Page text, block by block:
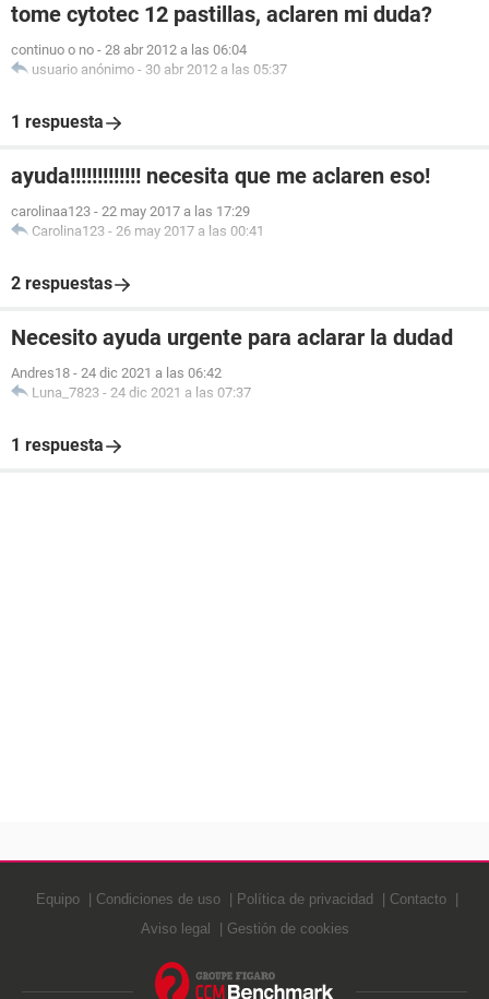
tome cytotec 12 pastillas, aclaren mi duda?
continuo o no - 28 abr 2012 a las 06:04
usuario anónimo - 30 abr 2012 a las 05:37
1 respuesta
ayuda!!!!!!!!!!!!! necesita que me aclaren eso!
carolinaa123 - 22 may 2017 a las 17:29
Carolina123 - 26 may 2017 a las 00:41
2 respuestas
Necesito ayuda urgente para aclarar la dudad
Andres18 - 24 dic 2021 a las 06:42
Luna_7823 - 24 dic 2021 a las 07:37
1 respuesta
Equipo Condiciones de uso Política de privacidad
Contacto
Aviso legal
Gestión de cookies